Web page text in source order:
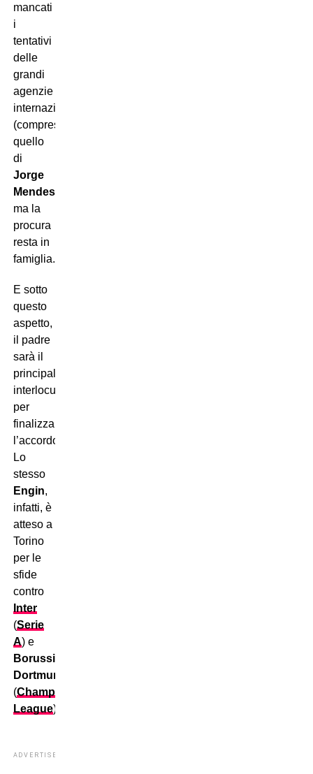
mancati
i
tentativi
delle
grandi
agenzie
internazionali
(compreso
quello
di
Jorge
Mendes):
ma la
procura
resta in
famiglia.
E sotto
questo
aspetto,
il padre
sarà il
principale
interlocutore
per
finalizzare
l’accordo.
Lo
stesso
Engin,
infatti, è
atteso a
Torino
per le
sfide
contro
Inter
(Serie
A) e
Borussia
Dortmund
(Champions
League).
ADVERTISEMENT